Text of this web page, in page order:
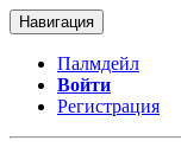
Навигация
Палмдейл
Войти
Регистрация